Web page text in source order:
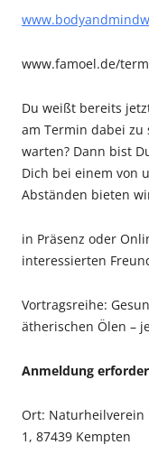
www.famoel.de/
Du weißt bereits
am Termin dabei zu
warten? Dann bist
Dich bei einem von
Abständen bieten
in Präsenz oder
interessierten
Vortragsreihe:
ätherischen Ölen –
Anmeldung
Ort: Naturheilverein
1, 87439 Kempten